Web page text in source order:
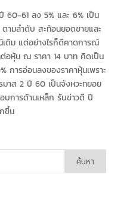
60-61 ลง 5% และ 6% เป็น
ามลำดับ สะท้อนยอดขายและ
ดิม แต่อย่างไรก็ดีคาดการณ์
อหุ้น ณ ราคา 14 บาท คิดเป็น
การอ่อนลงของราคาหุ้นเพราะ
าส 2 ปี 60 เป็นจังหวะทยอย
การด้านเหล็ก รับข่าวดี ปี
ขึ้น